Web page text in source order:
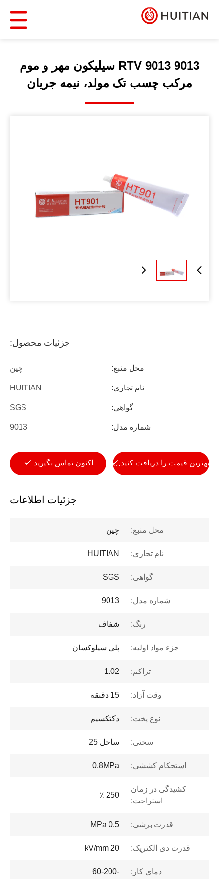
9013 9013 RTV سیلیکون مهر و موم
مرکب چسب تک مولد، نیمه جریان
جزئیات محصول:
محل منبع: چين
نام تجاری: HUITIAN
گواهی: SGS
شماره مدل: 9013
بهترین قیمت را دریافت کنید اکنون تماس بگیرید
جزئیات اطلاعات
محل منبع: چين
نام تجاری: HUITIAN
گواهی: SGS
شماره مدل: 9013
رنگ: شفاف
جزء مواد اولیه: پلی سیلوکسان
تراکم: 1.02
وقت آزاد: 15 دقیقه
نوع پخت: دکتکسیم
سختی: ساحل 25
استحکام کششی: 0.8MPa
کشیدگی در زمان
استراحت:
250 ٪
قدرت برشی: 0.5 MPa
قدرت دی الکتریک: kV/mm 20
دمای کار: -60-200